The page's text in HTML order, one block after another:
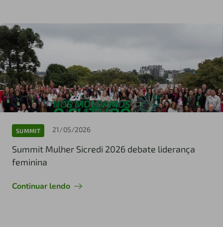
SUMMIT 21/05/2026
Summit Mulher Sicredi 2026 debate liderança
feminina
Continuar lendo